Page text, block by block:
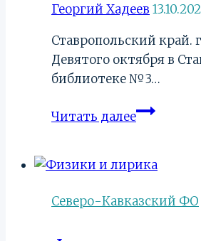
Георгий Хадеев
Ставропольский край.
Девятого октября в
библиотеке №3…
Читать далееЭбру.
можно
Ва-
Северо-Кавказский ФО